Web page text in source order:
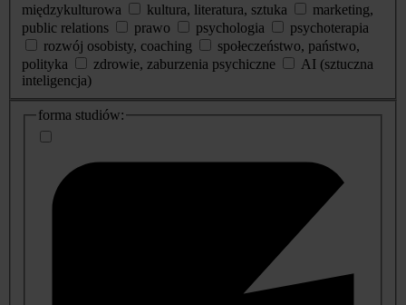
międzykulturowa
kultura, literatura, sztuka
marketing,
public relations
prawo psychologia
psychoterapia
rozwój osobisty, coaching
społeczeństwo, państwo,
polityka
zdrowie, zaburzenia psychiczne
AI (sztuczna
inteligencja)
dodatkowe
informacje
forma studiów: